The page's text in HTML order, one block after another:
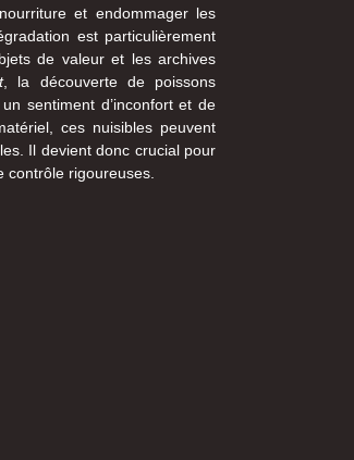
et endommager les
est particulièrement
de valeur et les archives
, la découverte de poissons
sentiment d’inconfort et de
ces nuisibles peuvent
Il devient donc crucial pour
contrôle rigoureuses.